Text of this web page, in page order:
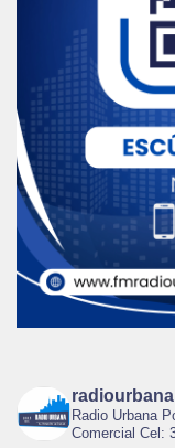
Radio Urbana
Comercial Cel: